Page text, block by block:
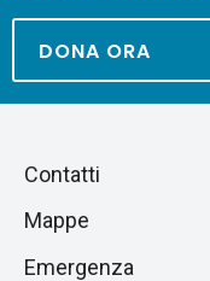
DONA ORA
Salta
sezione
Piè
di
pagina
Contatti
Mappe
Emergenza